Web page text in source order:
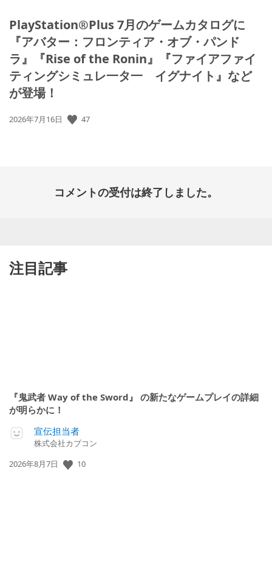
PlayStation®Plus 7月のゲームカタログに
『アバター：フロンティア・オブ・パンド
ラ』『Rise of the Ronin』『ファイアファイ
ティングシミュレ一タ一 イグナイト』など
が登場！
公
2026年7月16日 47
コメントの受付は終了しました。
注目記事
『鬼武者 Way of the Sword』 の新たなゲームプレイの詳細
が明らかに！
宣伝担当者
株式会社カプコン
公
2026年8月7日 10